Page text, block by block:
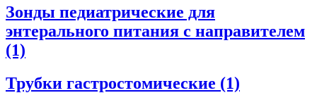
Зонды педиатрические для
энтерального питания с направителем
(1)
Трубки гастростомические (1)